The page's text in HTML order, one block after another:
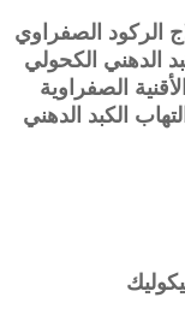
الركود الصفراوي
الدهني الكحولي
الصفراوية
الكبد الدهني